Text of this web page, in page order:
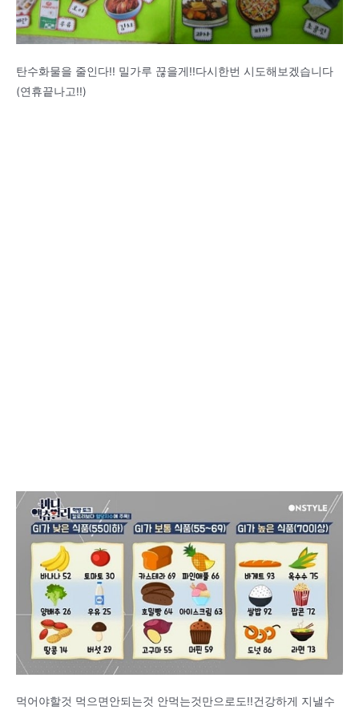
탄수화물을 줄인다!! 밀가루 끊을게!!다시한번 시도해보겠습니다
(연휴끝나고!!)
먹어야할것 먹으면안되는것 안먹는것만으로도!!건강하게 지낼수